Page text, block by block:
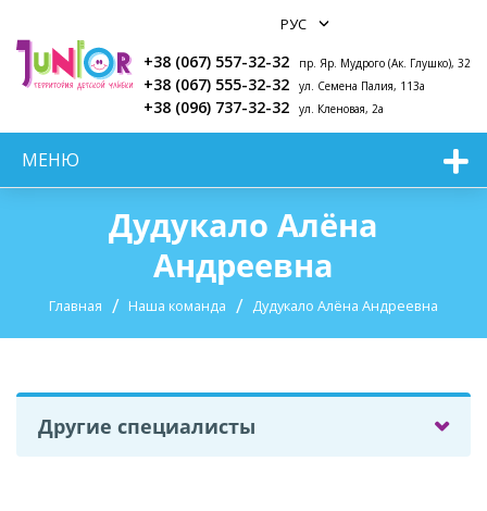
+38 (067) 557-32-32 пр. Яр. Мудрого (Ак. Глушко), 32
+38 (067) 555-32-32 ул. Семена Палия, 113а
+38 (096) 737-32-32 ул. Кленовая, 2а
МЕНЮ
Дудукало Алёна
Андреевна
Главная Наша команда Дудукало Алёна Андреевна
Другие специалисты